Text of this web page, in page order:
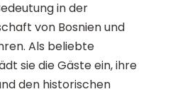
in der
von Bosnien und
Als beliebte
sie die Gäste ein, ihre
den historischen